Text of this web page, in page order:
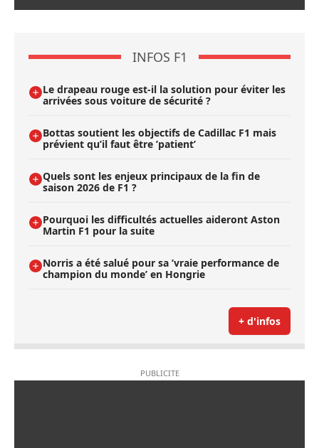
INFOS F1
Le drapeau rouge est-il la solution pour éviter les
arrivées sous voiture de sécurité ?
Bottas soutient les objectifs de Cadillac F1 mais
prévient qu’il faut être ’patient’
Quels sont les enjeux principaux de la fin de
saison 2026 de F1 ?
Pourquoi les difficultés actuelles aideront Aston
Martin F1 pour la suite
Norris a été salué pour sa ’vraie performance de
champion du monde’ en Hongrie
+ d'infos